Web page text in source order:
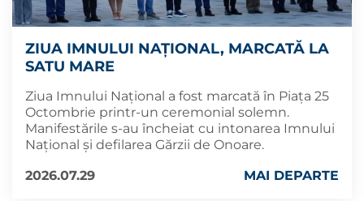
ZIUA IMNULUI NAŢIONAL, MARCATĂ LA
SATU MARE
Ziua Imnului Naţional a fost marcată în Piața 25
Octombrie printr-un ceremonial solemn.
Manifestările s-au încheiat cu intonarea Imnului
Național și defilarea Gărzii de Onoare.
2026.07.29
MAI DEPARTE